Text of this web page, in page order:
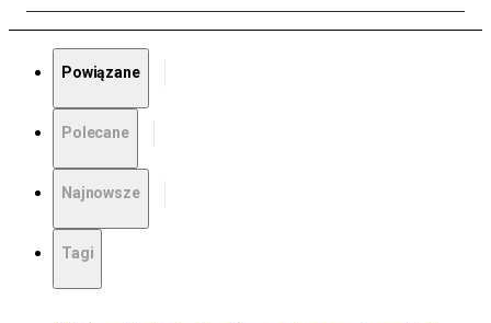
Powiązane
Polecane
Najnowsze
Tagi